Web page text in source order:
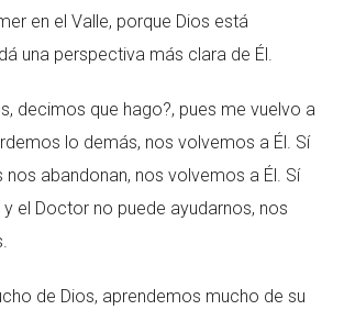
en el Valle, porque Dios está
una perspectiva más clara de Él.
decimos que hago?, pues me vuelvo a
lo demás, nos volvemos a Él. Sí
abandonan, nos volvemos a Él. Sí
el Doctor no puede ayudarnos, nos
de Dios, aprendemos mucho de su